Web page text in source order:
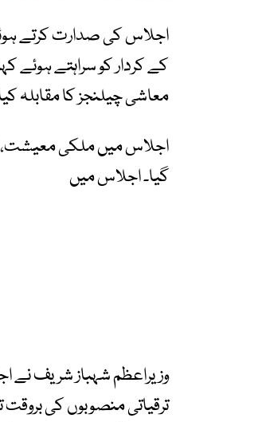
اجلاس کی صدارت کرتے
کے کردار کو سراہتے ہوئے
معاشی چیلنجز کا مقابلہ
اجلاس میں ملکی معیشت،
گیا۔ اجلاس میں
وزیراعظم شہباز شریف نے
ترقیاتی منصوبوں کی